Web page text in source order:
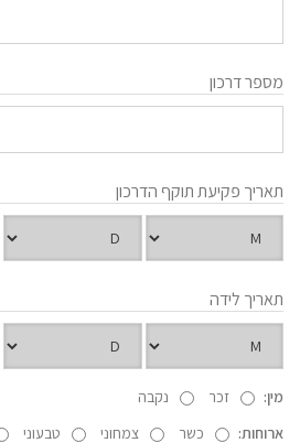
מספר דרכון
תאריך פקיעת תוקף הדרכון
תאריך לידה
מין: זכר
נקבה
ארוחות:
כשר צמחוני טבעוני